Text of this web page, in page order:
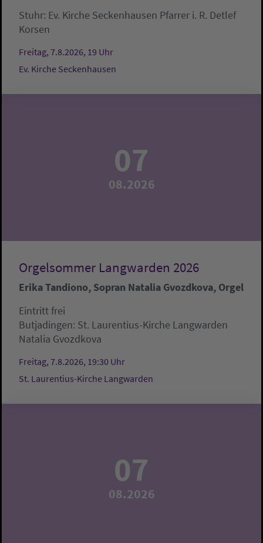
Stuhr: Ev. Kirche Seckenhausen Pfarrer i. R. Detlef
Korsen
Freitag, 7.8.2026, 19 Uhr
Ev. Kirche Seckenhausen
07
08.2026
Orgelsommer Langwarden 2026
Erika Tandiono, Sopran Natalia Gvozdkova, Orgel
Eintritt frei
Butjadingen: St. Laurentius-Kirche Langwarden
Natalia Gvozdkova
Freitag, 7.8.2026, 19:30 Uhr
St. Laurentius-Kirche Langwarden
07
08.2026